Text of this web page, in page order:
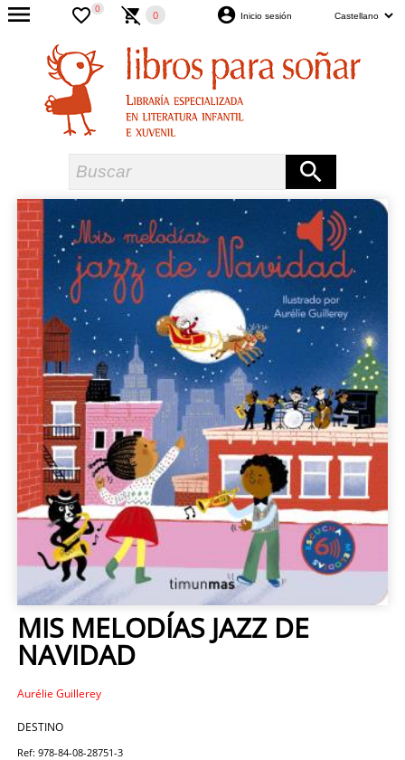
Inicio sesión
0 0
MIS MELODÍAS JAZZ DE
NAVIDAD
Aurélie Guillerey
DESTINO
Ref: 978-84-08-28751-3